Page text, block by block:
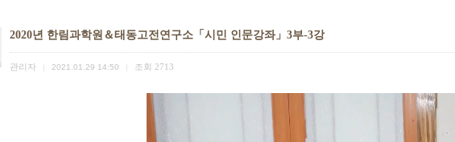
2020년 한림과학원＆태동고전연구소「시민 인문강좌」3부-3강
관리자 2021.01.29 14:50 조회 2713